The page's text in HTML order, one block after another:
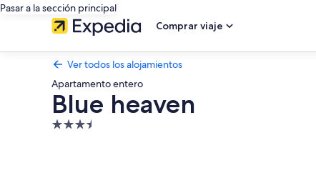
Pasar a la sección principal
Comprar viaje
Ver todos los alojamientos
Apartamento entero
Blue heaven
Alojamiento